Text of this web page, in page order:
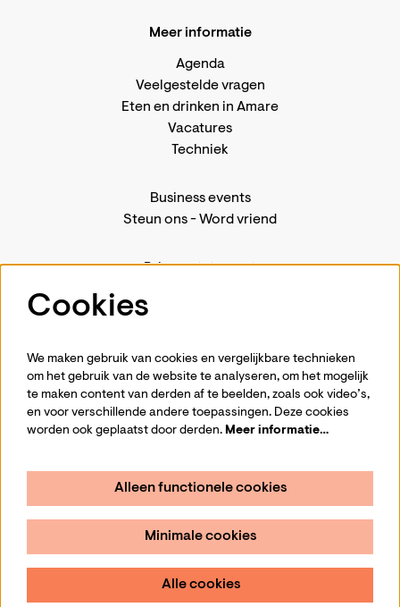
Meer informatie
Agenda
Veelgestelde vragen
Eten en drinken in Amare
Vacatures
Techniek
Business events
Steun ons-Word vriend
Privacystatement
Volg ons
Aanmelden
Cookies
We maken gebruik van cookies en vergelijkbare technieken
om het gebruik van de website te analyseren, om het mogelijk
te maken content van derden af te beelden, zoals ook video’s,
en voor verschillende andere toepassingen. Deze cookies
worden ook geplaatst door derden. Meer informatie…
Alleen functionele cookies
Minimale cookies
Alle cookies